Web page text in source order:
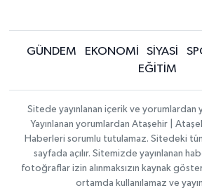
GÜNDEM EKONOMİ SİYASİ
EĞİTİM
Sitede yayınlanan içerik ve yorumlardan
Yayınlanan yorumlardan Ataşehir |
Haberleri sorumlu tutulamaz. Sitedeki
sayfada açılır. Sitemizde yayınlanan
fotoğraflar izin alınmaksızın kaynak
ortamda kullanılamaz ve